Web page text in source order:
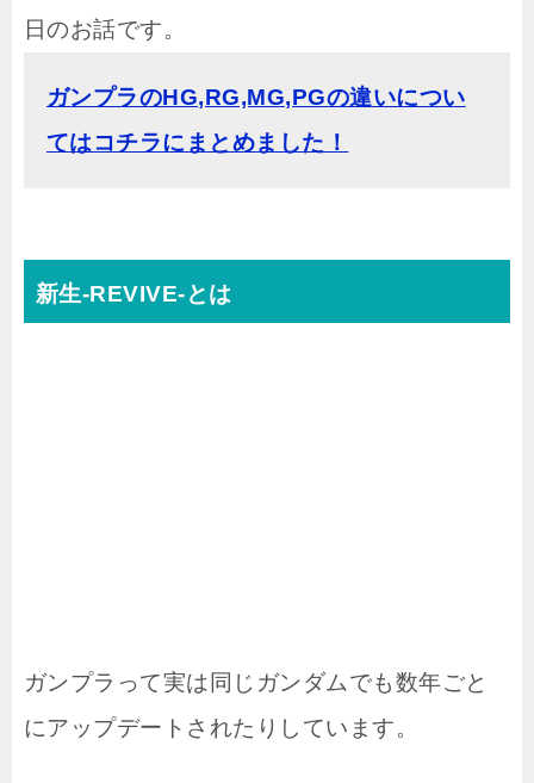
日のお話です。
ガンプラのHG,RG,MG,PGの違いについ
てはコチラにまとめました！
新生-REVIVE-とは
ガンプラって実は同じガンダムでも数年ごと
にアップデートされたりしています。